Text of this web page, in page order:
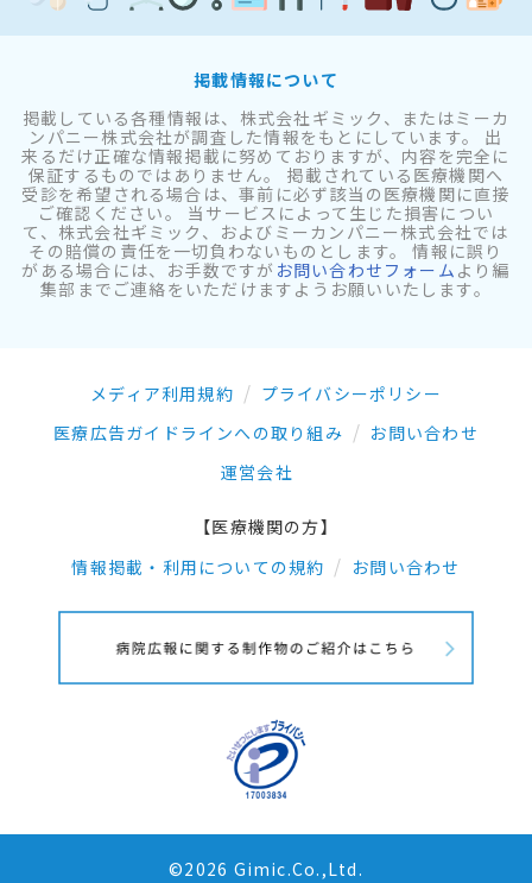
掲載情報について
掲載している各種情報は、株式会社ギミック、またはミーカ
ンパニー株式会社が調査した情報をもとにしています。 出
来るだけ正確な情報掲載に努めておりますが、内容を完全に
保証するものではありません。 掲載されている医療機関へ
受診を希望される場合は、事前に必ず該当の医療機関に直接
ご確認ください。 当サービスによって生じた損害につい
て、株式会社ギミック、およびミーカンパニー株式会社では
その賠償の責任を一切負わないものとします。 情報に誤り
がある場合には、お手数ですが お問い合わせフォーム より編
集部までご連絡をいただけますようお願いいたします。
メディア利用規約
プライバシーポリシー
医療広告ガイドラインへの取り組み
お問い合わせ
運営会社
【医療機関の方】
情報掲載・利用についての規約
お問い合わせ
©2026 Gimic.Co.,Ltd.